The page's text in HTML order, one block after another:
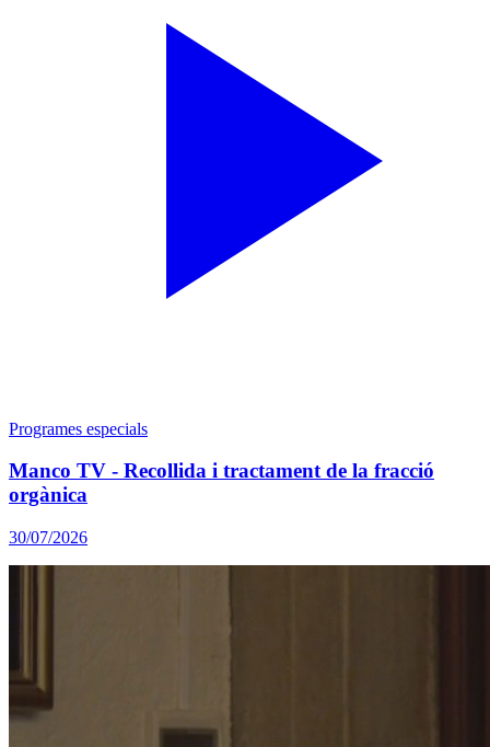
Programes especials
Manco TV - Recollida i tractament de la fracció
orgànica
30/07/2026